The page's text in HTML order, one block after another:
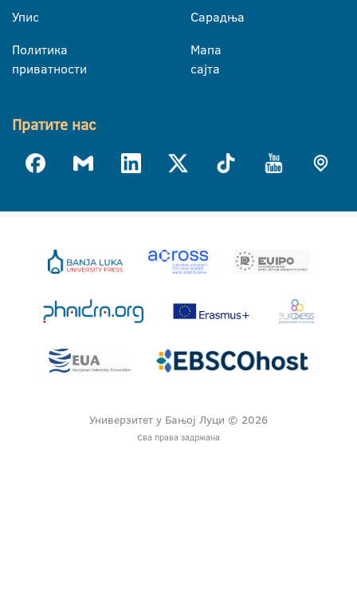
Упис
Политика
приватности
Сарадња
Мапа
сајта
Пратите нас
Универзитет у Бањој Луци © 2026
Сва права задржана